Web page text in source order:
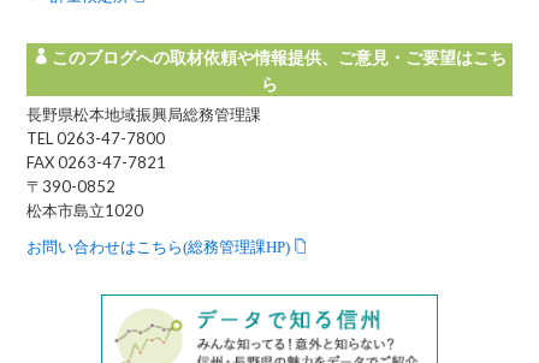
このブログへの取材依頼や情報提供、ご意見・ご要望はこち
ら
長野県松本地域振興局総務管理課
TEL 0263-47-7800
FAX 0263-47-7821
〒390-0852
松本市島立1020
お問い合わせはこちら(総務管理課HP)